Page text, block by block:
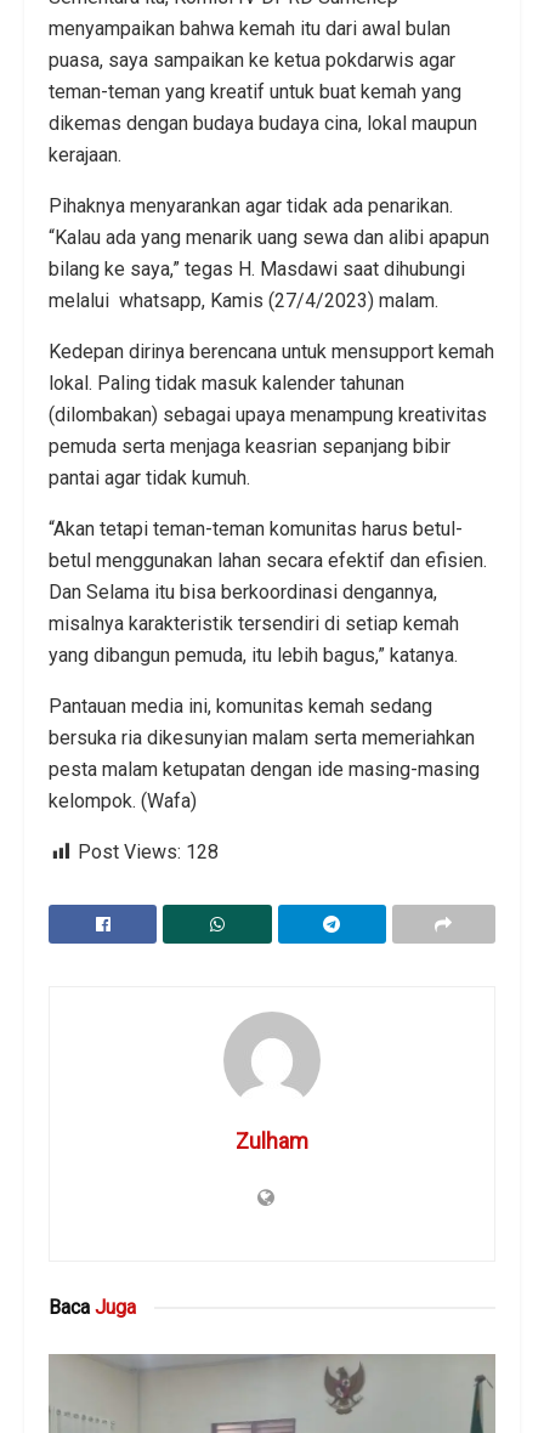
menyampaikan bahwa kemah itu dari awal bulan
puasa, saya sampaikan ke ketua pokdarwis agar
teman-teman yang kreatif untuk buat kemah yang
dikemas dengan budaya budaya cina, lokal maupun
kerajaan.
Pihaknya menyarankan agar tidak ada penarikan.
“Kalau ada yang menarik uang sewa dan alibi apapun
bilang ke saya,” tegas H. Masdawi saat dihubungi
melalui whatsapp, Kamis (27/4/2023) malam.
Kedepan dirinya berencana untuk mensupport kemah
lokal. Paling tidak masuk kalender tahunan
(dilombakan) sebagai upaya menampung kreativitas
pemuda serta menjaga keasrian sepanjang bibir
pantai agar tidak kumuh.
“Akan tetapi teman-teman komunitas harus betul-
betul menggunakan lahan secara efektif dan efisien.
Dan Selama itu bisa berkoordinasi dengannya,
misalnya karakteristik tersendiri di setiap kemah
yang dibangun pemuda, itu lebih bagus,” katanya.
Pantauan media ini, komunitas kemah sedang
bersuka ria dikesunyian malam serta memeriahkan
pesta malam ketupatan dengan ide masing-masing
kelompok. (Wafa)
Post Views: 128
Zulham
Baca Juga